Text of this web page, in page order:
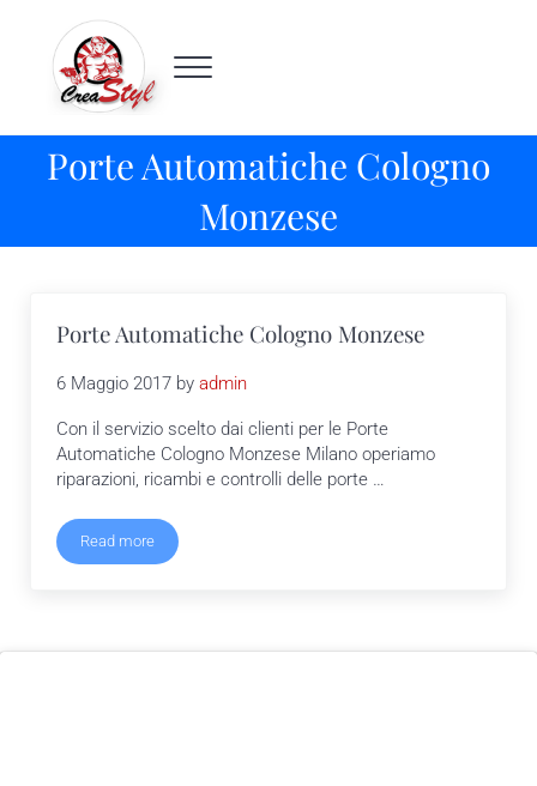
Crea Styl
Porte automatiche Milano
Menu
Porte Automatiche Cologno
Monzese
Porte Automatiche Cologno Monzese
6 Maggio 2017 byadmin
Con il servizio scelto dai clienti per le Porte
Automatiche Cologno Monzese Milano operiamo
riparazioni, ricambi e controlli delle porte …
Read morePorte Automatiche Cologno Monzese